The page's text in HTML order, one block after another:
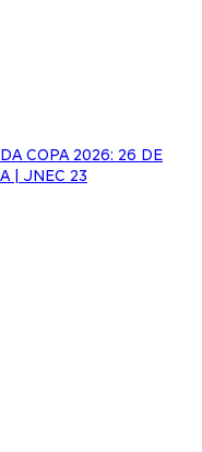
COPA 2026: 26 DE
| JNEC 23